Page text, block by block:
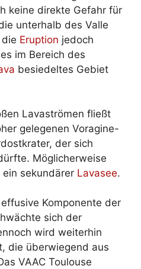
keine direkte Gefahr für
unterhalb des Valle
Eruption jedoch
im Bereich des
besiedeltes Gebiet
Lavaströmen fließt
gelegenen Voragine-
der sich
Möglicherweise
sekundärer Lavasee.
Komponente der
sich der
wird weiterhin
die überwiegend aus
VAAC Toulouse